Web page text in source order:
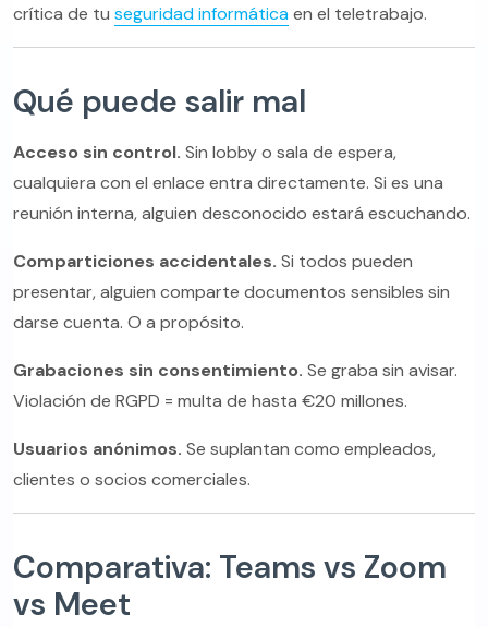
crítica de tu seguridad informáticaen el teletrabajo.
Qué puede salir mal
Acceso sin control. Sin lobby o sala de espera,
cualquiera con el enlace entra directamente. Si es una
reunión interna, alguien desconocido estará escuchando.
Comparticiones accidentales. Si todos pueden
presentar, alguien comparte documentos sensibles sin
darse cuenta. O a propósito.
Grabaciones sin consentimiento. Se graba sin avisar.
Violación de RGPD = multa de hasta €20 millones.
Usuarios anónimos. Se suplantan como empleados,
clientes o socios comerciales.
Comparativa: Teams vs Zoom
vs Meet